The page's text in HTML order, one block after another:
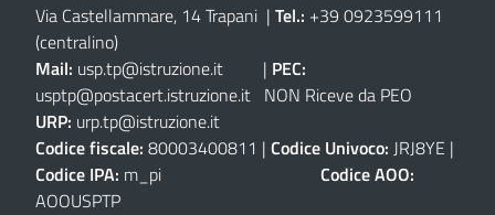
Via Castellammare, 14 Trapani | Tel.: +39 0923599111
(centralino)
Mail: usp.tp@istruzione.it | PEC:
usptp@postacert.istruzione.it NON Riceve da PEO
URP: urp.tp@istruzione.it
Codice fiscale: 80003400811 | Codice Univoco: JRJ8YE |
Codice IPA: m_pi Codice AOO:
AOOUSPTP